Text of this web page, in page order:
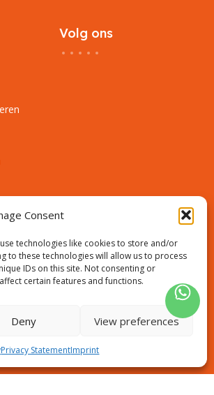
Consent
technologies like cookies to store and/or
to these technologies will allow us to process
IDs on this site. Not consenting or
certain features and functions.
Deny View preferences
Privacy StatementImprint
Volg ons